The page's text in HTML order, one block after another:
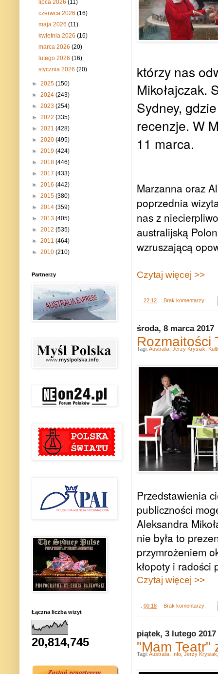
którzy nas
Mikołajczak.
Sydney,
recenzje. W
11 marca.
Marzanna oraz
poprzednia
nas z
australijską
wzruszającą
Czytaj więcej >>
22:12 Brak komentarzy:
środa, 8 marca 2017
Rozmaitości
Przedstawienia
publiczności
Aleksandra
nie była to
przymrożeniem
kłopoty i radości
Czytaj więcej >>
00:18 Brak komentarzy:
Tagi: Australia Jerzy Krysiak
piątek, 3 lutego 2017
"Mam Teatr"
Tagi: Australia Info Jerzy Krysiak
lipca 2026(11)
czerwca 2026(16)
maja 2026(11)
kwietnia 2026(16)
marca 2026(20)
lutego 2026(16)
stycznia 2026(20)
► 2025 (150)
► 2024 (243)
► 2023 (254)
► 2022 (335)
► 2021 (428)
► 2020 (495)
► 2019 (424)
► 2018 (446)
► 2017 (433)
► 2016 (442)
► 2015 (380)
► 2014 (359)
► 2013 (405)
► 2012 (535)
► 2011 (464)
► 2010 (210)
Partnerzy
Łączna liczba wizyt
20,814,745